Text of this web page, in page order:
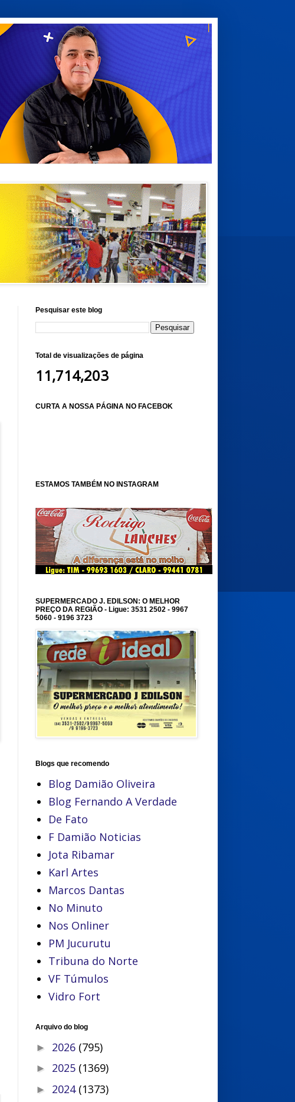
Pesquisar este blog
Total de visualizações de página
11,714,203
CURTA A NOSSA PÁGINA NO FACEBOK
ESTAMOS TAMBÉM NO INSTAGRAM
SUPERMERCADO J. EDILSON: O MELHOR
PREÇO DA REGIÃO - Ligue: 3531 2502 - 9967
5060 - 9196 3723
Blogs que recomendo
Blog Damião Oliveira
Blog Fernando A Verdade
De Fato
F Damião Noticias
Jota Ribamar
Karl Artes
Marcos Dantas
No Minuto
Nos Onliner
PM Jucurutu
Tribuna do Norte
VF Túmulos
Vidro Fort
Arquivo do blog
► 2026 (795)
► 2025 (1369)
► 2024 (1373)